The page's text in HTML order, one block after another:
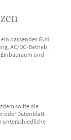
passendes GU4
AC/DC-Betrieb,
und
sollte die
oder Datenblatt
unterschiedliche